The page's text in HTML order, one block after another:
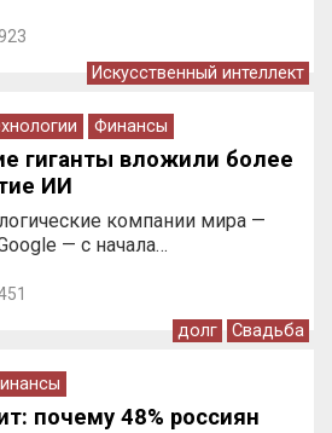
Искусственный интеллект
Финансы
гиганты вложили более
ИИ
компании мира —
— с начала…
долг Свадьба
почему 48% россиян